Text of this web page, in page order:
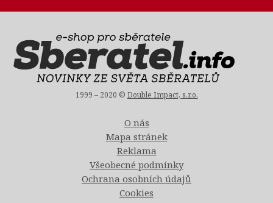
1999 – 2020 © Double Impact, s.r.o.
O nás
Mapa stránek
Reklama
Všeobecné podmínky
Ochrana osobních údajů
Cookies